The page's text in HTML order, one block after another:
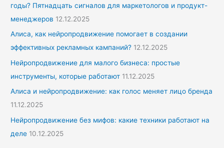
годы? Пятнадцать сигналов для маркетологов и продукт-
менеджеров 12.12.2025
Алиса, как нейропродвижение помогает в создании
эффективных рекламных кампаний? 12.12.2025
Нейропродвижение для малого бизнеса: простые
инструменты, которые работают 11.12.2025
Алиса и нейропродвижение: как голос меняет лицо бренда
11.12.2025
Нейропродвижение без мифов: какие техники работают на
деле 10.12.2025